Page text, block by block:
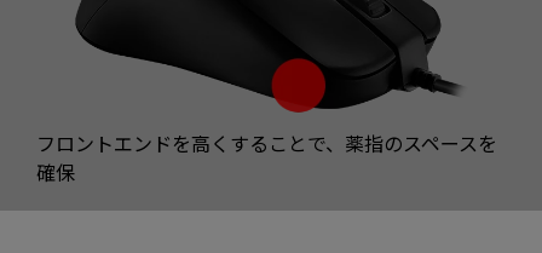
フロントエンドを高くすることで、薬指のスペースを
確保